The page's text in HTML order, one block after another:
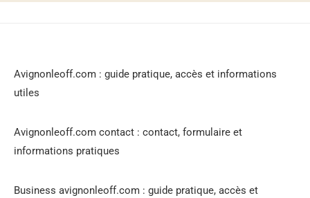
Avignonleoff.com : guide pratique, accès et informations
utiles
Avignonleoff.com contact : contact, formulaire et
informations pratiques
Business avignonleoff.com : guide pratique, accès et